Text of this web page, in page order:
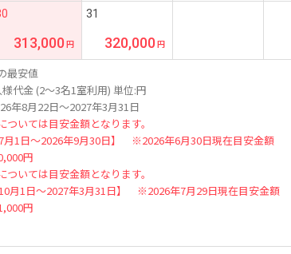
313,000
31
320,000
最安値
代金 (2～3名1室利用) 単位:円
年8月22日～2027年3月31日
ついては目安金額となります。
月1日～2026年9月30日】 ※2026年6月30日現在目安金額
円
ついては目安金額となります。
月1日～2027年3月31日】 ※2026年7月29日現在目安金額
円